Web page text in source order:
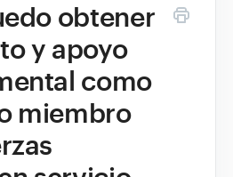
HelpLine
En Español
Contact
obtener
y apoyo
como
miembro